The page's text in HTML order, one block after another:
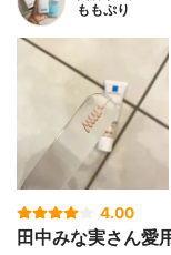
ももぷり
4.00
田中みな実さん愛